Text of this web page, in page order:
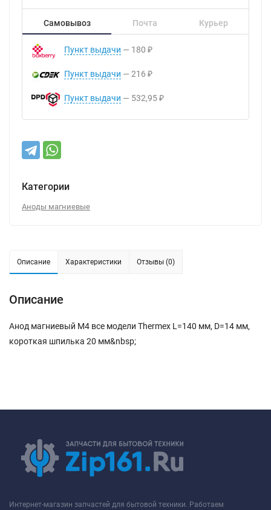
Самовывоз Почта Курьер
Пункт выдачи 180 ₽
Пункт выдачи 216 ₽
Пункт выдачи 532,95 ₽
Категории
Аноды магниевые
Описание Характеристики Отзывы (0)
Описание
Анод магниевый M4 все модели Thermex L=140 мм, D=14 мм,
короткая шпилька 20 мм&nbsp;
Интернет-магазин запчастей для бытовой техники. Работаем